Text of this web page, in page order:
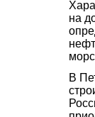
на
В